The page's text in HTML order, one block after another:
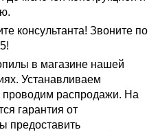
консультанта! Звоните по
в магазине нашей
Устанавливаем
распродажи. На
гарантия от
предоставить